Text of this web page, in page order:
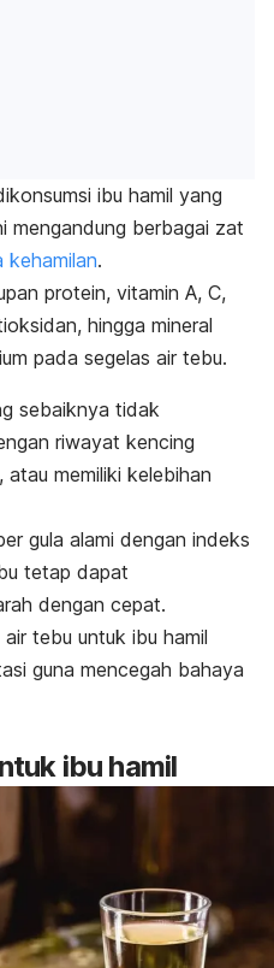
ibu hamil yang
mengandung berbagai zat
kehamilan.
protein, vitamin A, C,
hingga mineral
pada segelas air tebu.
sebaiknya tidak
riwayat kencing
memiliki kelebihan
gula alami dengan indeks
tetap dapat
dengan cepat.
tebu untuk ibu hamil
guna mencegah bahaya
ibu hamil